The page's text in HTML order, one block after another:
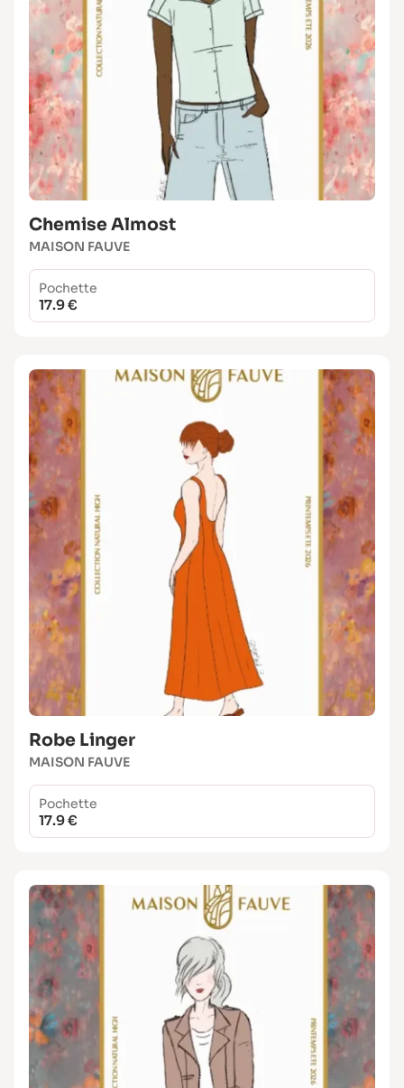
Chemise Almost
MAISON FAUVE
Pochette
17.9 €
Robe Linger
MAISON FAUVE
Pochette
17.9 €